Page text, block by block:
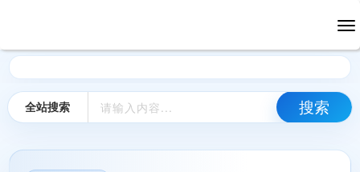
全站搜索